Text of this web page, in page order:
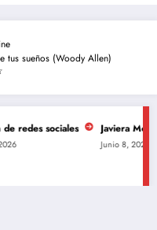
tus sueños (Woody Allen)
sociales Javiera Mena se
Junio 8, 2026